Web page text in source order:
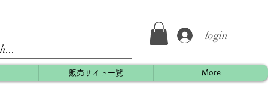
login
販売サイト一覧 More